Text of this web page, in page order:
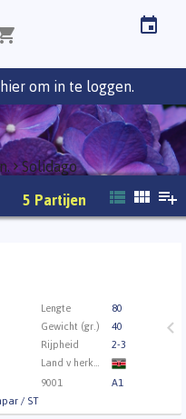
om in te loggen.
Solidago
5 Partijen
Lengte
80
Gewicht (gr.)
40
Rijpheid
2-3
9001
A1
/ ST
in te loggen.